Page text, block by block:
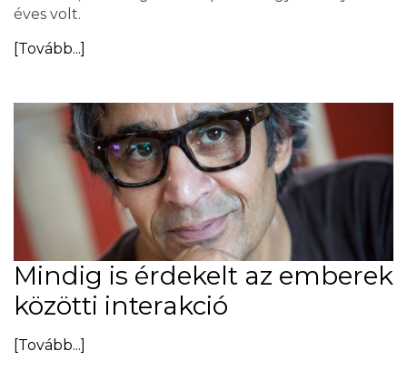
éves volt.
[Tovább...]
Mindig is érdekelt az emberek
közötti interakció
[Tovább...]